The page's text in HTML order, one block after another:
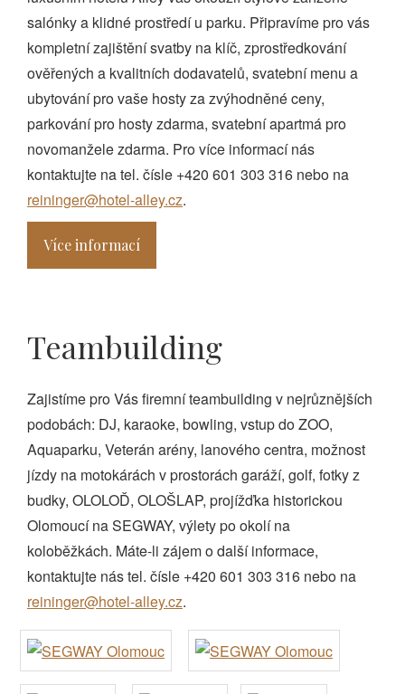
salónky a klidné prostředí u parku. Připravíme pro vás
kompletní zajištění svatby na klíč, zprostředkování
ověřených a kvalitních dodavatelů, svatební menu a
ubytování pro vaše hosty za zvýhodněné ceny,
parkování pro hosty zdarma, svatební apartmá pro
novomanžele zdarma. Pro více informací nás
kontaktujte na tel. čísle +420 601 303 316 nebo na
reininger@hotel-alley.cz.
Více informací
Teambuilding
Zajistíme pro Vás firemní teambuilding v nejrůznějších
podobách: DJ, karaoke, bowling, vstup do ZOO,
Aquaparku, Veterán arény, lanového centra, možnost
jízdy na motokárách v prostorách garáží, golf, fotky z
budky, OLOLOĎ, OLOŠLAP, projížďka historickou
Olomoucí na SEGWAY, výlety po okolí na
koloběžkách. Máte-li zájem o další informace,
kontaktujte nás tel. čísle +420 601 303 316 nebo na
reininger@hotel-alley.cz.